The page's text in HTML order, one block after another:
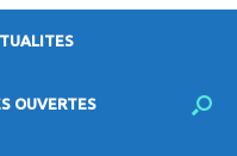
OUVERTES